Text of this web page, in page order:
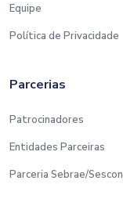
Equipe
Política de Privacidade
Parcerias
Patrocinadores
Entidades Parceiras
Parceria Sebrae/Sescon